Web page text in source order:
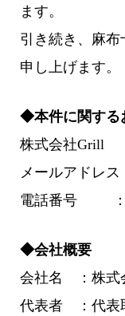
ます。
引き続き、麻
申し上げます。
◆本件に関する
株式会社Grill
メールアドレス
電話番号 ：
◆会社概要
会社名 ：株式
代表者 ：代表